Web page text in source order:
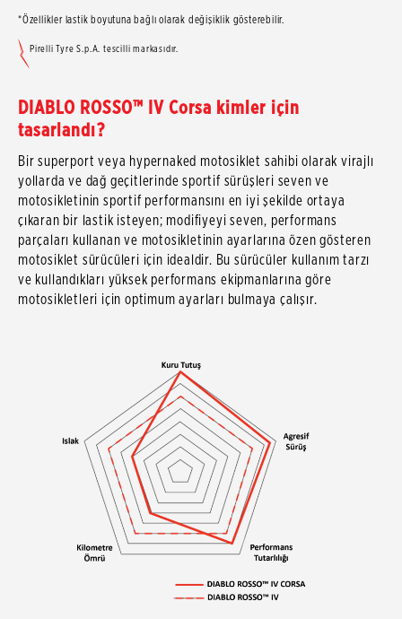
*Özellikler lastik boyutuna bağlı olarak değişiklik gösterebilir.
Pirelli Tyre S.p.A. tescilli markasıdır.
DIABLO ROSSO™ IV Corsa kimler için
tasarlandı?
Bir superport veya hypernaked motosiklet sahibi olarak virajlı
yollarda ve dağ geçitlerinde sportif sürüşleri seven ve
motosikletinin sportif performansını en iyi şekilde ortaya
çıkaran bir lastik isteyen; modifiyeyi seven, performans
parçaları kullanan ve motosikletinin ayarlarına özen gösteren
motosiklet sürücüleri için idealdir. Bu sürücüler kullanım tarzı
ve kullandıkları yüksek performans ekipmanlarına göre
motosikletleri için optimum ayarları bulmaya çalışır.